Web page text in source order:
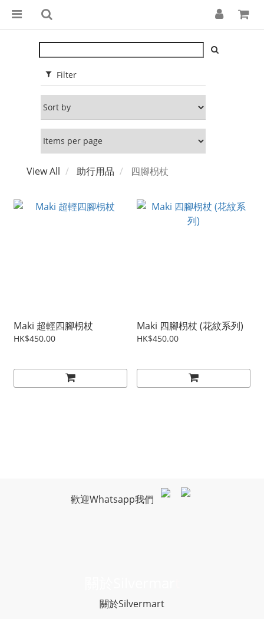
Filter
View All 助行用品 四腳枴杖
Maki 超輕四腳枴杖
HK$450.00
Maki 四腳枴杖 (花紋系列)
HK$450.00
歡迎Whatsapp我們
關於Silvermart